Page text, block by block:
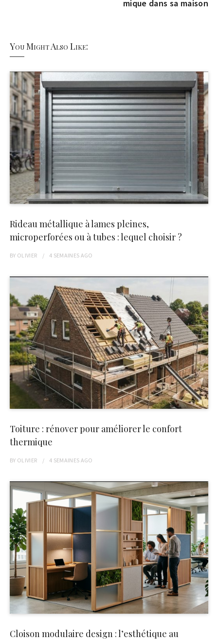
mique dans sa maison
You Might Also Like:
Rideau métallique à lames pleines,
microperforées ou à tubes : lequel choisir ?
BY OLIVIER 4 SEMAINES AGO
Toiture : rénover pour améliorer le confort
thermique
BY OLIVIER 4 SEMAINES AGO
Cloison modulaire design : l’esthétique au